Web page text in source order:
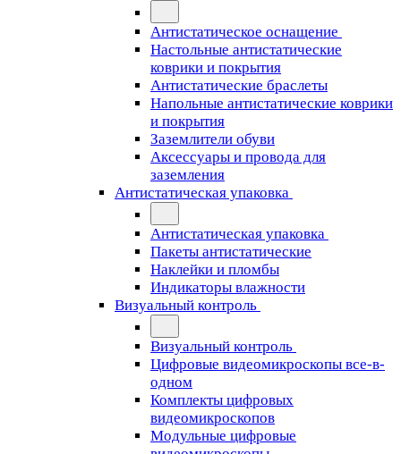
Антистатическое оснащение
Настольные антистатические
коврики и покрытия
Антистатические браслеты
Напольные антистатические коврики
и покрытия
Заземлители обуви
Аксессуары и провода для
заземления
Антистатическая упаковка
Антистатическая упаковка
Пакеты антистатические
Наклейки и пломбы
Индикаторы влажности
Визуальный контроль
Визуальный контроль
Цифровые видеомикроскопы все-в-
одном
Комплекты цифровых
видеомикроскопов
Модульные цифровые